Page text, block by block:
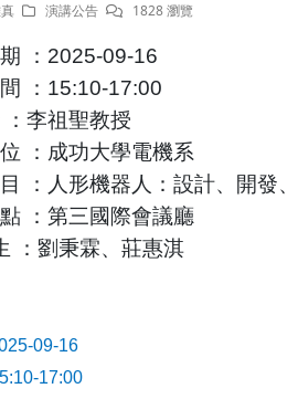
演講公告 1828 瀏覽
： 2025-09-16
： 15:10-17:00
：李祖聖教授
：成功大學電機系
：人形機器人：設計、開發
：第三國際會議廳
：劉秉霖、莊惠淇
09-16
17:00